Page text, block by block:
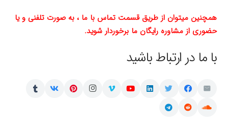
همچنین میتوان از طریق قسمت تماس با ما ، به صورت تلفنی و یا
حضوری از مشاوره رایگان ما برخوردار شوید.
با ما در ارتباط باشید